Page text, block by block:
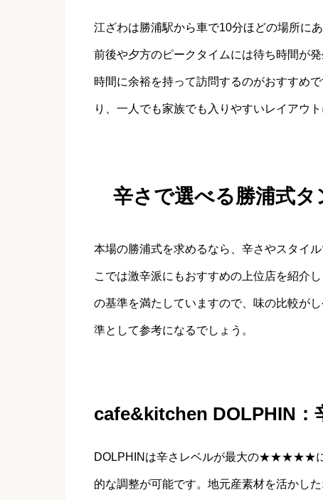
江ざわは勝浦駅から車で10分ほどの場所に
前後や夕方のピークタイムには待ち時間が
時間に余裕を持って訪問するのがおすすめ
り、一人でも家族でも入りやすいレイアウト
辛さで選べる勝浦式
本場の勝浦式を求めるなら、辛さやスタイ
こでは激辛派にもおすすめの上位店を紹介
の基準を満たしていますので、味の比較が
準として参考になるでしょう。
cafe&kitchen
DOLPHINは辛さレベルが最大の★★★★★に
的な調整が可能です。地元産素材を活かし